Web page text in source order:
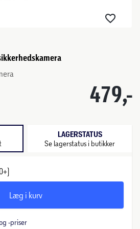
479,-
LAGERSTATUS
Se lagerstatus i butikker
Læg i kurv
-priser